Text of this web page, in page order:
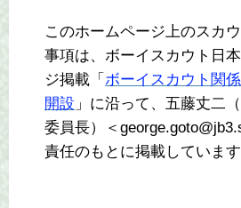
このホームページ上のスカ
事項は、ボーイスカウト日
ジ掲載「 ボーイスカウト関
開設 」に沿って、五藤丈二
委員長）＜
責任のもとに掲載しています